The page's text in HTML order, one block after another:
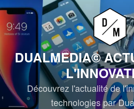
Aller
au
contenu
DUALMEDIA©
Découvrez l'actualité de
technologies par